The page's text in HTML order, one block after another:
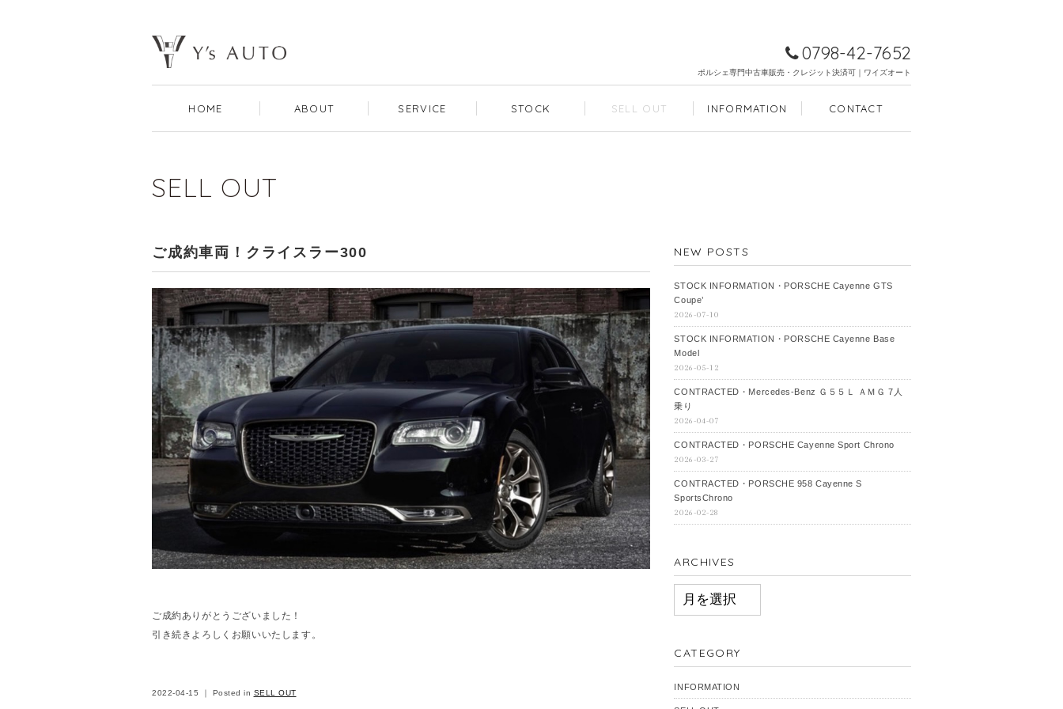
0798-42-7652
ポルシェ専門中古車販売・クレジット決済可｜ワイズオート
HOME ABOUT SERVICE STOCK SELL OUT INFORMATION CONTACT
SELL OUT
ご成約車両！クライスラー300
ご成約ありがとうございました！
引き続きよろしくお願いいたします。
2022-04-15 ｜ Posted in SELL OUT
NEW POSTS
STOCK INFORMATION・PORSCHE Cayenne GTS
Coupe’
2026-07-10
STOCK INFORMATION・PORSCHE Cayenne Base
Model
2026-05-12
CONTRACTED・Mercedes‐Benz Ｇ５５Ｌ ＡＭＧ 7人
乗り
2026-04-07
CONTRACTED・PORSCHE Cayenne Sport Chrono
2026-03-27
CONTRACTED・PORSCHE 958 Cayenne S
SportsChrono
2026-02-28
ARCHIVES
ARCHIVES
CATEGORY
INFORMATION